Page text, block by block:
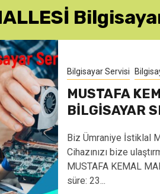
Bilgisayar Servisi
MUSTAFA
BİLGİSAYAR
Biz Ümraniye İstiklal
Cihazınızı bize
MUSTAFA KEMAL
süre: 23...